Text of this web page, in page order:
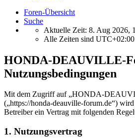
Foren-Übersicht
Suche
Aktuelle Zeit: 8. Aug 2026,
Alle Zeiten sind UTC+02:00
HONDA-DEAUVILLE-
Nutzungsbedingungen
Mit dem Zugriff auf „HONDA-
(„https://honda-deauville-forum.de“)
Betreiber ein Vertrag mit folgenden
1. Nutzungsvertrag